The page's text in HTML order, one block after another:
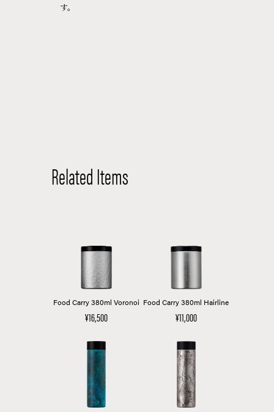
す。
Related Items
Food Carry 380ml Voronoi
¥16,500
Food Carry 380ml Hairline
¥11,000